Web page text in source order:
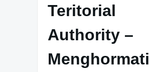
Teritorial
Authority –
Menghormati